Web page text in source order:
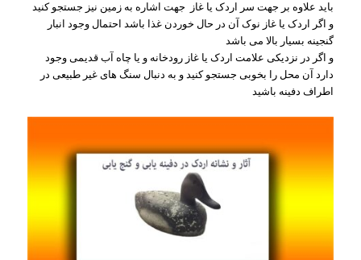
باید علاوه بر جهت سر اردک یا غاز جهت اشاره به زمین نیز جستجو کنید
و اگر اردک یا غاز نوک آن در حال خوردن غذا باشد احتمال وجود انبار
گنجینه بسیار بالا می باشد
و اگر در نزدیکی علامت اردک یا غاز رودخانه و یا چاه آب قدیمی وجود
دارد آن محل را بخوبی جستجو کنید و به دنبال سنگ های غیر طبیعی در
اطراف دفینه باشید